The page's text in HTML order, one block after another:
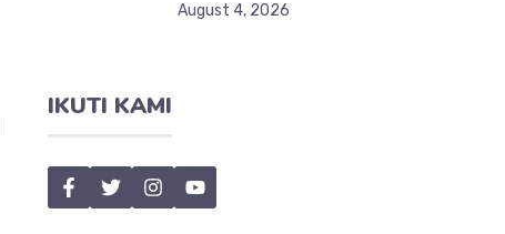
August 4, 2026
IKUTI KAMI